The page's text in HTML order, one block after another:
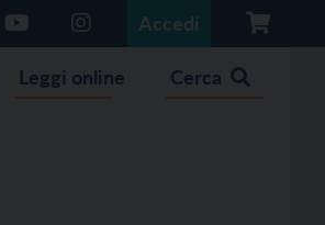
Accedi
Leggi online Cerca